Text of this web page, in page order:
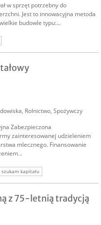
w sprzęt potrzebny do
Jest to innowacyjna metoda
budowle typu:...
, Rolnictwo, Spożywczy
Zabezpieczona
zainteresowanej udzieleniem
mlecznego. Finansowanie
szukam kapitału
z 75-letnią tradycją